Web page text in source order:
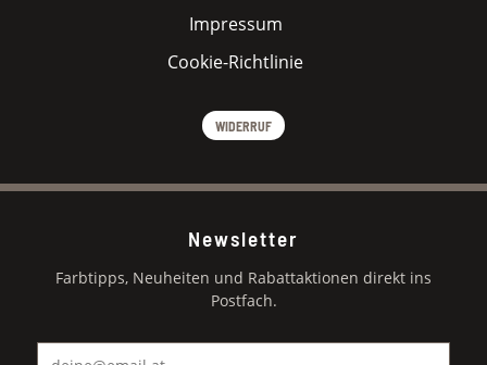
Impressum
Cookie-Richtlinie
WIDERRUF
Newsletter
Farbtipps, Neuheiten und Rabattaktionen direkt ins
Postfach.